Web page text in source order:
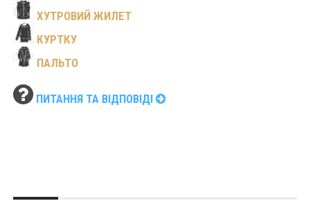
ХУТРОВИЙ ЖИЛЕТ
КУРТКУ
ПАЛЬТО
ПИТАННЯ ТА ВІДПОВІДІ